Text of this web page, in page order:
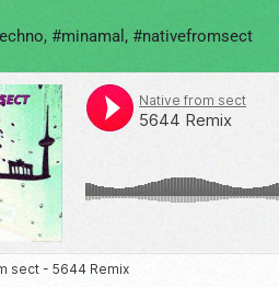
, #minamal , #nativefromsect